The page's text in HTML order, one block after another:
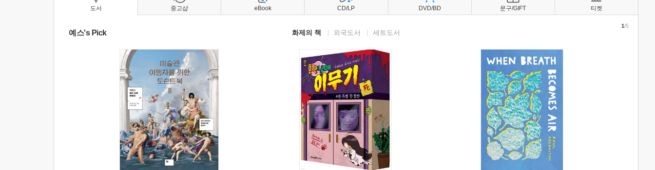
도서
예스's Pick 화제의 책 외국도서 세트도서
1/5
중고샵 eBook CD/LP DVD/BD 문구/GIFT 티켓